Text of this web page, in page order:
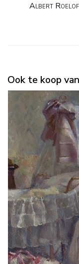
Albert
Ook te koop